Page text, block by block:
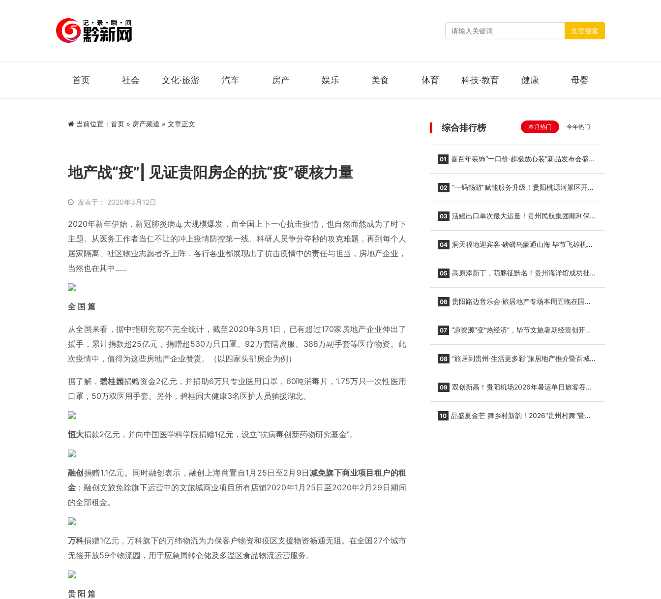
文章搜索
首页 社会 文化·旅游 汽车 房产 娱乐 美食 体育 科技·教育 健康 母婴
当前位置： 首页 » 房产频道 » 文章正文
地产战“疫”| 见证贵阳房企的抗“疫”硬核力量
发表于： 2020年3月12日
2020年新年伊始，新冠肺炎病毒大规模爆发，而全国上下一心抗击疫情，也自然而然成为了时下
主题。从医务工作者当仁不让的冲上疫情防控第一线、科研人员争分夺秒的攻克难题，再到每个人
居家隔离、社区物业志愿者齐上阵，各行各业都展现出了抗击疫情中的责任与担当，房地产企业，
当然也在其中......
全 国 篇
从全国来看，据中指研究院不完全统计，截至2020年3月1日，已有超过170家房地产企业伸出了
援手，累计捐款超25亿元，捐赠超530万只口罩、92万套隔离服、388万副手套等医疗物资。此
次疫情中，值得为这些房地产企业赞赏。（以四家头部房企为例）
据了解，碧桂园捐赠资金2亿元，并捐助6万只专业医用口罩，60吨消毒片，1.75万只一次性医用
口罩，50万双医用手套。另外，碧桂园大健康3名医护人员驰援湖北。
恒大捐款2亿元，并向中国医学科学院捐赠1亿元，设立“抗病毒创新药物研究基金”。
融创 捐赠1.1亿元。同时融创表示，融创上海商置自1月25日至2月9日减免旗下商业项目租户的租
金 ；融创文旅免除旗下运营中的文旅城商业项目所有店铺2020年1月25日至2020年2月29日期间
的全部租金。
万科捐赠1亿元，万科旗下的万纬物流为力保客户物资和疫区支援物资畅通无阻。在全国27个城市
无偿开放59个物流园，用于应急周转仓储及多温区食品物流运营服务。
贵 阳 篇
综合排行榜 本月热门 全年热门
01 喜百年装饰“一口价·超极放心装”新品发布会盛大
02 “一码畅游”赋能服务升级！贵阳桃源河景区开
03 活鳗出口单次最大运量！贵州民航集团顺利保障
04 洞天福地迎宾客·磅礴乌蒙通山海 毕节飞雄机场
05 高原添新丁，萌豚征黔名！贵州海洋馆成功批量
06 贵阳路边音乐会·旅居地产专场本周五晚在国际
07 “凉资源”变“热经济”，毕节文旅暑期经营创开门
08 “旅居到贵州·生活更多彩”旅居地产推介暨百城千
09 双创新高！贵阳机场2026年暑运单日旅客吞吐
10 品盛夏金芒 舞乡村新韵！2026“贵州村舞”暨望